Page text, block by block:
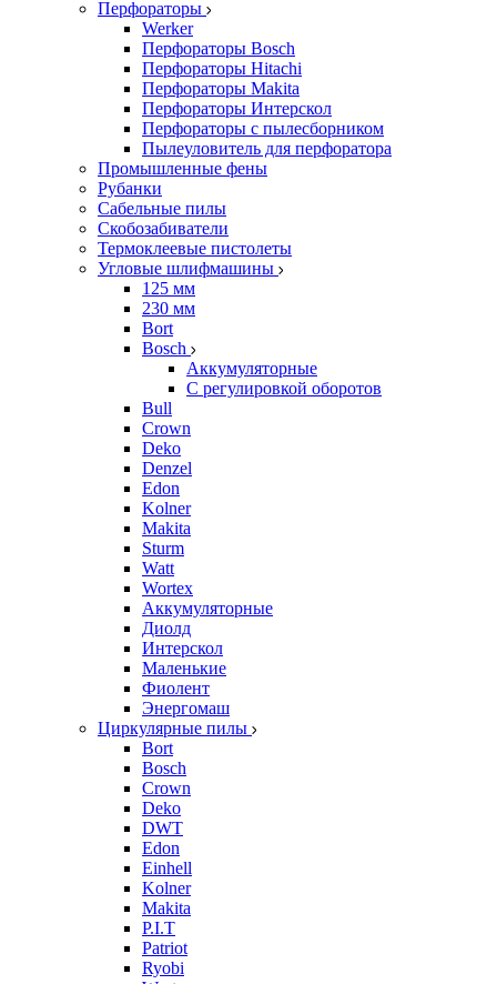
Перфораторы
Werker
Перфораторы Bosch
Перфораторы Hitachi
Перфораторы Makita
Перфораторы Интерскол
Перфораторы с пылесборником
Пылеуловитель для перфоратора
Промышленные фены
Рубанки
Сабельные пилы
Скобозабиватели
Термоклеевые пистолеты
Угловые шлифмашины
125 мм
230 мм
Bort
Bosch
Аккумуляторные
С регулировкой оборотов
Bull
Crown
Deko
Denzel
Edon
Kolner
Makita
Sturm
Watt
Wortex
Аккумуляторные
Диолд
Интерскол
Маленькие
Фиолент
Энергомаш
Циркулярные пилы
Bort
Bosch
Crown
Deko
DWT
Edon
Einhell
Kolner
Makita
P.I.T
Patriot
Ryobi